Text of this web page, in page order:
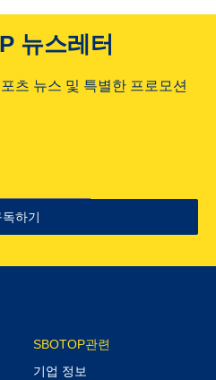
뉴스레터
츠 뉴스 및 특별한 프로모션
독하기
SBOTOP관련
기업 정보